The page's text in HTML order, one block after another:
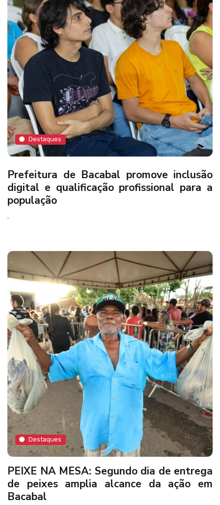
Destaques
Prefeitura de Bacabal promove inclusão
digital e qualificação profissional para a
população
.
Destaques
PEIXE NA MESA: Segundo dia de entrega
de peixes amplia alcance da ação em
Bacabal